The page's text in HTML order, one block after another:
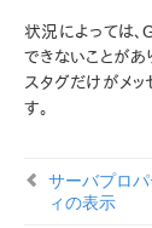
共
状況によっては
できないことがあ
スタグだけがメ
す。
サーバプロ
ィの表示